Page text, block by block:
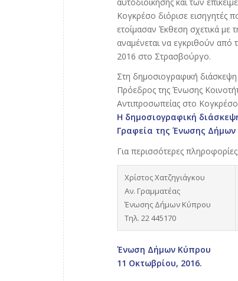
Κογκρέσο διόρισε εισηγητές
ετοίμασαν Έκθεση σχετικά με
αναμένεται να εγκριθούν
2016 στο Στρασβούργο.
Στη δημοσιογραφική
Πρόεδρος της Ένωσης
Αντιπροσωπείας στο
Η δημοσιογραφική
Γραφεία της Ένωσης
Για περισσότερες πληροφορίες:
Χρίστος Χατζηγιάγκου
Αν. Γραμματέας
Ένωσης Δήμων Κύπρου
Τηλ. 22 445170
Ένωση Δήμων Κύπρου
11 Οκτωβρίου, 2016.